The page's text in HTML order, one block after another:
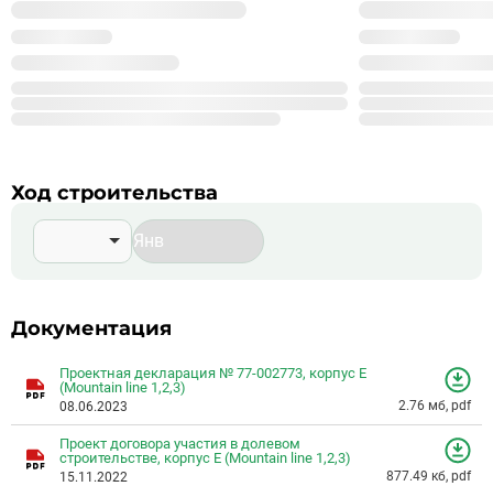
Ход строительства
Документация
Проектная декларация № 77-002773, корпус Е
(Mountain line 1,2,3)
08.06.2023 2.76 мб, pdf
Проект договора участия в долевом
строительстве, корпус Е (Mountain line 1,2,3)
15.11.2022 877.49 кб, pdf